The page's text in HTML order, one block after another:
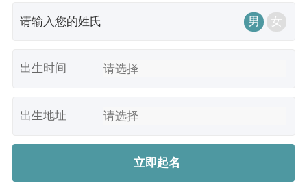
男 女
出生时间
出生地址
立即起名